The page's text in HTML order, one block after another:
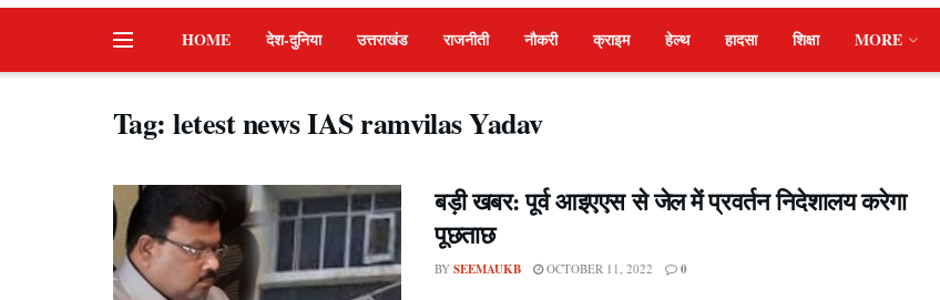
HOME देश-दुनिया उत्तराखंड राजनीती नौकरी क्राइम हेल्थ हादसा शिक्षा MORE
Tag:letest news IAS ramvilas Yadav
बड़ी खबर: पूर्व आइएएस से जेल में प्रवर्तन निदेशालय करेगा
पूछताछ
BY SEEMAUKB OCTOBER 11, 2022 0